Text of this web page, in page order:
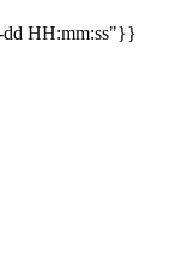
dd HH:mm:ss"}}